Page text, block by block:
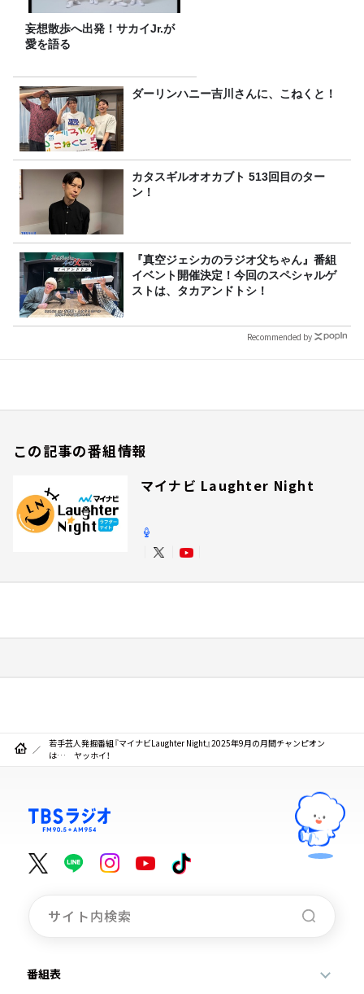
妄想散歩へ出発！サカイJr.が
愛を語る
ダーリンハニー吉川さんに、こねくと！
カタスギルオオカブト 513回目のター
ン！
『真空ジェシカのラジオ父ちゃん』番組
イベント開催決定！今回のスペシャルゲ
ストは、タカアンドトシ！
Recommended by
この記事の番組情報
マイナビ Laughter Night
若手芸人発掘番組『マイナビLaughter Night』2025年9月の月間チャンピオン
は… ヤッホイ！
番組表